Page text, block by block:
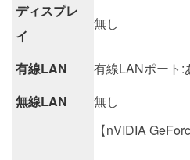
ディスプレ
イ
無し
有線LAN
有線LANポート:
無線LAN
無し
【nVIDIA